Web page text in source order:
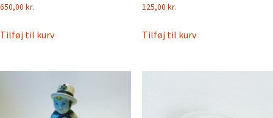
650,00 kr.
Tilføj til kurv
125,00 kr.
Tilføj til kurv